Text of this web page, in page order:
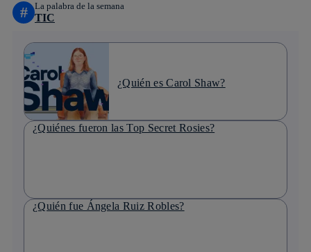
# La palabra de la semana
TIC
¿Quién es Carol Shaw?
¿Quiénes fueron las Top Secret Rosies?
¿Quién fue Ángela Ruiz Robles?